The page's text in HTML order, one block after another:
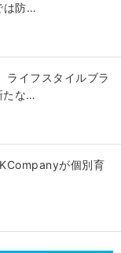
は防…
ライフスタイルブラ
たな…
が個別育